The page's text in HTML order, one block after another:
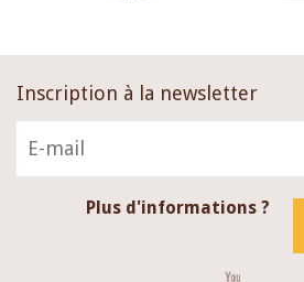
Inscription à la newsletter
Plus d'informations ?